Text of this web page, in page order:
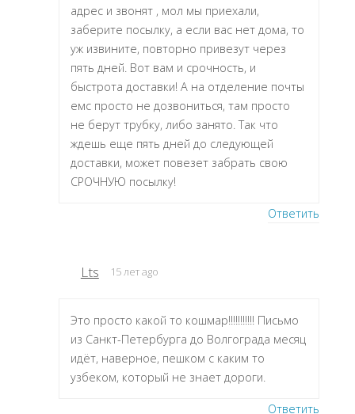
адрес и звонят , мол мы приехали,
заберите посылку, а если вас нет дома, то
уж извините, повторно привезут через
пять дней. Вот вам и срочность, и
быстрота доставки! А на отделение почты
емс просто не дозвониться, там просто
не берут трубку, либо занято. Так что
ждешь еще пять дней до следующей
доставки, может повезет забрать свою
СРОЧНУЮ посылку!
Ответить
Lts 15 лет ago
Это просто какой то кошмар!!!!!!!!!!! Письмо
из Санкт-Петербурга до Волгограда месяц
идёт, наверное, пешком с каким то
узбеком, который не знает дороги.
Ответить